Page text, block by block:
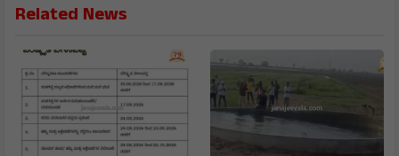
Related News